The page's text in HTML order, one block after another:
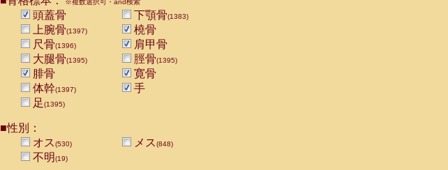
※複数選択可・and検索
頭蓋骨 下顎骨(1383)
上腕骨(1397)
橈骨
尺骨(1396)
肩甲骨
大腿骨(1395) 脛骨(1395)
腓骨
寛骨
体幹(1397)
手
足(1395)
■性別：
オス(530) メス(848)
不明(19)